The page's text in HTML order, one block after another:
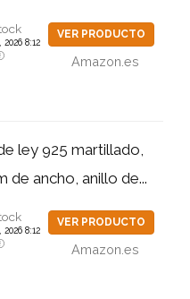
8:12
VER PRODUCTO
Amazon.es
ley 925 martillado,
de ancho, anillo de...
8:12
VER PRODUCTO
Amazon.es